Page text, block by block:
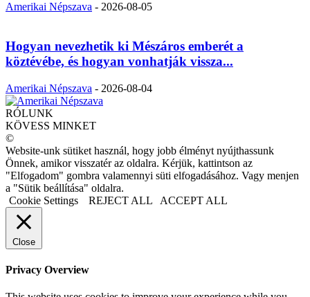
Amerikai Népszava - 2026-08-05
Hogyan nevezhetik ki Mészáros emberét a
köztévébe, és hogyan vonhatják vissza...
Amerikai Népszava - 2026-08-04
RÓLUNK
KÖVESS MINKET
©
Website-unk sütiket használ, hogy jobb élményt nyújthassunk
Önnek, amikor visszatér az oldalra. Kérjük, kattintson az
"Elfogadom" gombra valamennyi süti elfogadásához. Vagy menjen
a "Sütik beállítása" oldalra.
Cookie Settings
REJECT ALL ACCEPT ALL
Close
Privacy Overview